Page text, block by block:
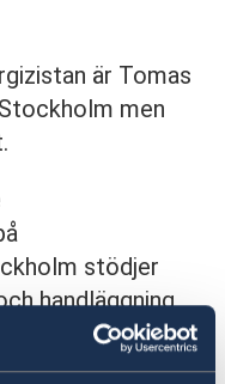
är Tomas
men
stödjer
handläggning
i
längre ner på